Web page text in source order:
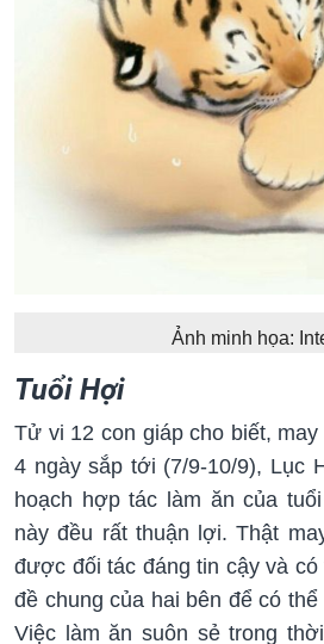
Ảnh minh họa:
Tuổi Hợi
Tử vi 12 con giáp cho biết,
4 ngày sắp tới (7/9-10/9), Lục
hoạch hợp tác làm ăn của
này đều rất thuận lợi. Thật
được đối tác đáng tin cậy và có
đề chung của hai bên để có
Việc làm ăn suôn sẻ trong